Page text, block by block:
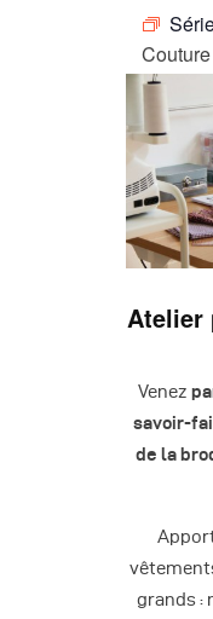
Nos
Contact
Jobs
Actus
Atelier
Venez
savoir-
de la
grands :